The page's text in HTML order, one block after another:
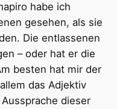
habe ich
gesehen, als sie
Die entlassenen
– oder hat er die
besten hat mir der
das Adjektiv
dieser